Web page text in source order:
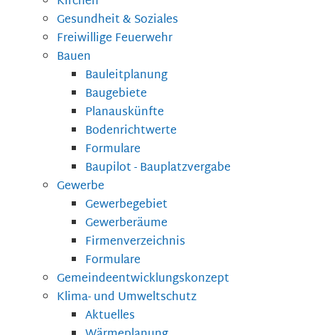
Gesundheit & Soziales
Freiwillige Feuerwehr
Bauen
Bauleitplanung
Baugebiete
Planauskünfte
Bodenrichtwerte
Formulare
Baupilot - Bauplatzvergabe
Gewerbe
Gewerbegebiet
Gewerberäume
Firmenverzeichnis
Formulare
Gemeindeentwicklungskonzept
Klima- und Umweltschutz
Aktuelles